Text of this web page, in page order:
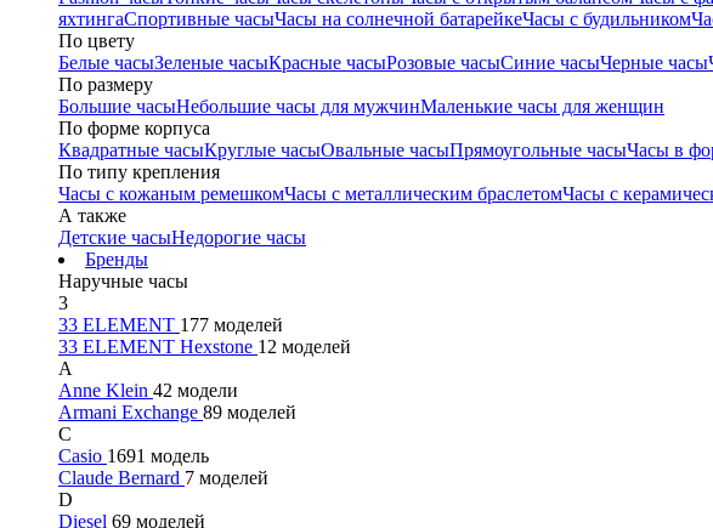
яхтингаСпортивные часыЧасы на солнечной батарейкеЧасы с будильником
По цвету
Белые часыЗеленые часыКрасные часыРозовые часыСиние часыЧерные часы
По размеру
Большие часыНебольшие часы для мужчинМаленькие часы для женщин
По форме корпуса
Квадратные часыКруглые часыОвальные часыПрямоугольные часыЧасы в
По типу крепления
Часы с кожаным ремешкомЧасы с металлическим браслетомЧасы с
А также
Детские часыНедорогие часы
Бренды
Наручные часы
3
33 ELEMENT 177 моделей
33 ELEMENT Hexstone 12 моделей
A
Anne Klein 42 модели
Armani Exchange 89 моделей
C
Casio 1691 модель
Claude Bernard 7 моделей
D
Diesel 69 моделей